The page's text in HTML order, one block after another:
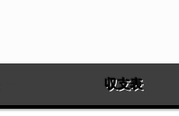
収支表